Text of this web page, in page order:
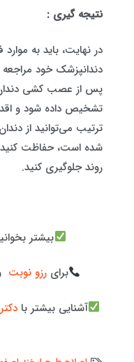
نتیجه گیری :
در نهایت، باید به
دندانپزشک خود
پس از عصب کشی دندان
تشخیص داده شود و
ترتیب می‌توانید از
شده است، حفاظت کنید
روند جلوگیری کنید.
بیشتر
برای رزو نوبت
آشنایی بیشتر با